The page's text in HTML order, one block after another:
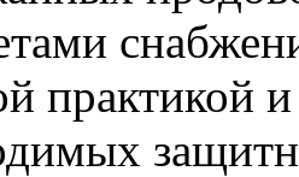
практикой